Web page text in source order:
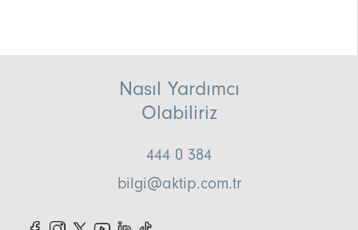
Nasıl Yardımcı
Olabiliriz
444 0 384
bilgi@aktip.com.tr